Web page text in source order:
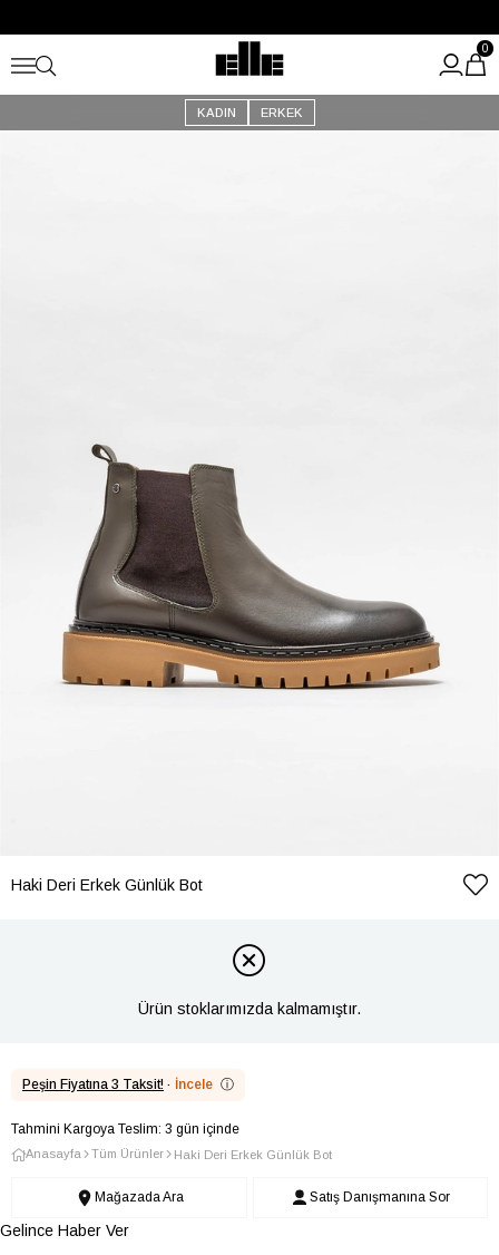
Kargo Ücretsiz!
KADIN ERKEK
0
Haki Deri Erkek Günlük Bot
Ürün stoklarımızda kalmamıştır.
Peşin Fiyatına 3 Taksit! · İncele ⓘ
Tahmini Kargoya Teslim: 3 gün içinde
Anasayfa Tüm Ürünler Haki Deri Erkek Günlük Bot
Mağazada Ara Satış Danışmanına Sor
Gelince Haber Ver